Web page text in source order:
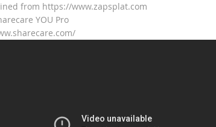
from https://www.zapsplat.com
YOU Pro